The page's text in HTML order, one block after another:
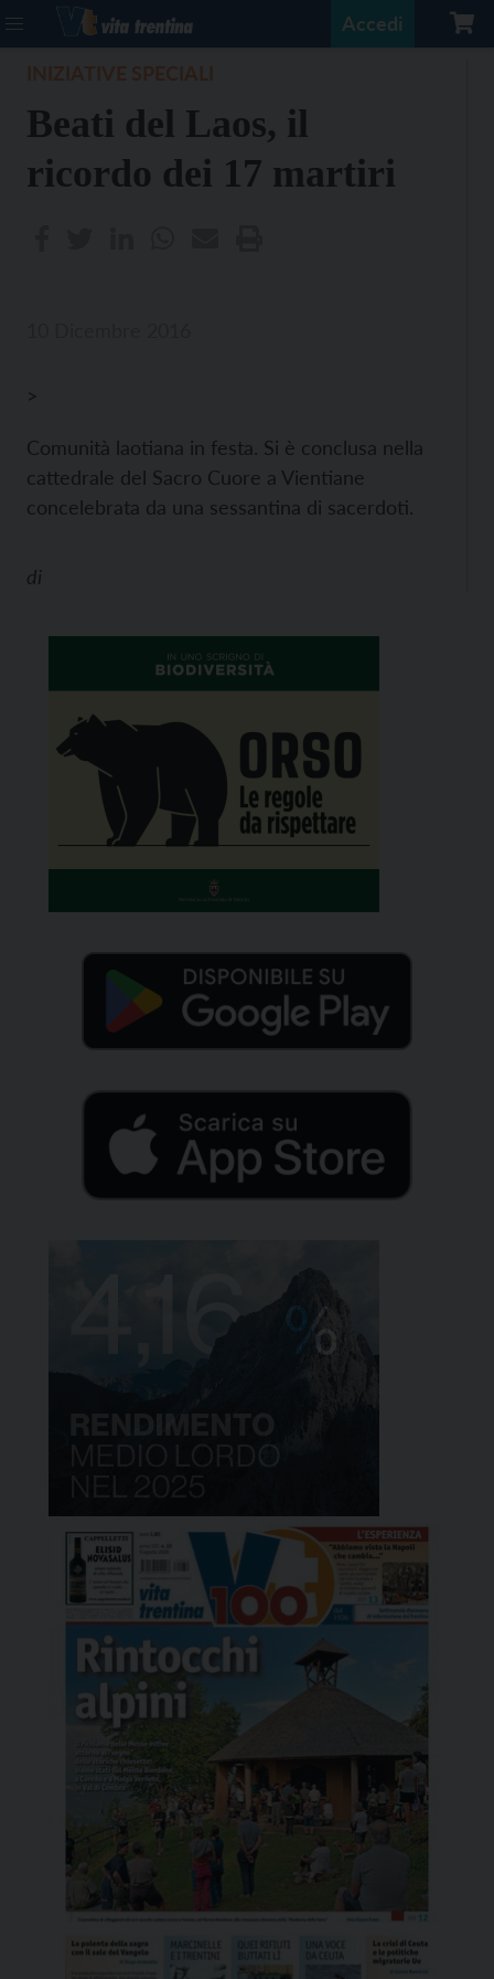
Accedi
Beati del Laos, il
ricordo dei 17 martiri
>
Comunità laotiana in festa. Si è conclusa nella
cattedrale del Sacro Cuore a Vientiane
concelebrata da una sessantina di sacerdoti.
di